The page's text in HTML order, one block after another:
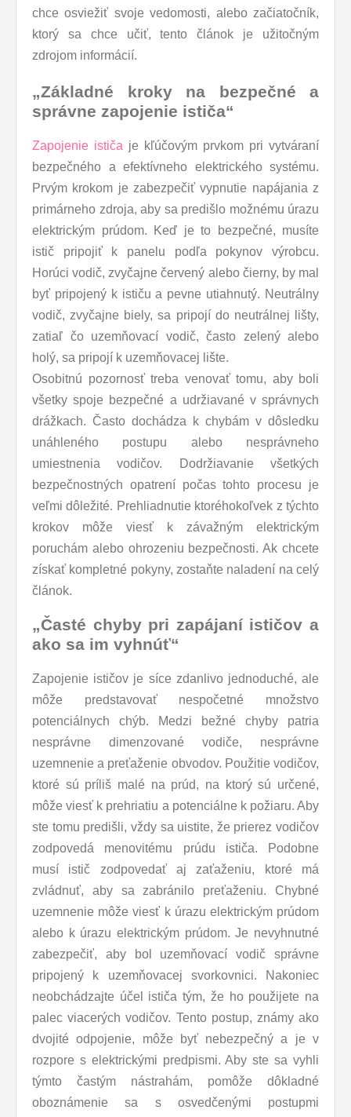
chce osviežiť svoje vedomosti, alebo začiatočník,
ktorý sa chce učiť, tento článok je užitočným
zdrojom informácií.
„Základné kroky na bezpečné a
správne zapojenie ističa“
Zapojenie ističa je kľúčovým prvkom pri vytváraní
bezpečného a efektívneho elektrického systému.
Prvým krokom je zabezpečiť vypnutie napájania z
primárneho zdroja, aby sa predišlo možnému úrazu
elektrickým prúdom. Keď je to bezpečné, musíte
istič pripojiť k panelu podľa pokynov výrobcu.
Horúci vodič, zvyčajne červený alebo čierny, by mal
byť pripojený k ističu a pevne utiahnutý. Neutrálny
vodič, zvyčajne biely, sa pripojí do neutrálnej lišty,
zatiaľ čo uzemňovací vodič, často zelený alebo
holý, sa pripojí k uzemňovacej lište.
Osobitnú pozornosť treba venovať tomu, aby boli
všetky spoje bezpečné a udržiavané v správnych
drážkach. Často dochádza k chybám v dôsledku
unáhleného postupu alebo nesprávneho
umiestnenia vodičov. Dodržiavanie všetkých
bezpečnostných opatrení počas tohto procesu je
veľmi dôležité. Prehliadnutie ktoréhokoľvek z týchto
krokov môže viesť k závažným elektrickým
poruchám alebo ohrozeniu bezpečnosti. Ak chcete
získať kompletné pokyny, zostaňte naladení na celý
článok.
„Časté chyby pri zapájaní ističov a
ako sa im vyhnúť“
Zapojenie ističov je síce zdanlivo jednoduché, ale
môže predstavovať nespočetné množstvo
potenciálnych chýb. Medzi bežné chyby patria
nesprávne dimenzované vodiče, nesprávne
uzemnenie a preťaženie obvodov. Použitie vodičov,
ktoré sú príliš malé na prúd, na ktorý sú určené,
môže viesť k prehriatiu a potenciálne k požiaru. Aby
ste tomu predišli, vždy sa uistite, že prierez vodičov
zodpovedá menovitému prúdu ističa. Podobne
musí istič zodpovedať aj zaťaženiu, ktoré má
zvládnuť, aby sa zabránilo preťaženiu. Chybné
uzemnenie môže viesť k úrazu elektrickým prúdom
alebo k úrazu elektrickým prúdom. Je nevyhnutné
zabezpečiť, aby bol uzemňovací vodič správne
pripojený k uzemňovacej svorkovnici. Nakoniec
neobchádzajte účel ističa tým, že ho použijete na
palec viacerých vodičov. Tento postup, známy ako
dvojité odpojenie, môže byť nebezpečný a je v
rozpore s elektrickými predpismi. Aby ste sa vyhli
týmto častým nástrahám, pomôže dôkladné
oboznámenie sa s osvedčenými postupmi